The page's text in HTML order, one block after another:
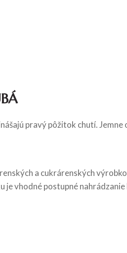
pravý pôžitok chutí.
a cukrárenských
je vhodné postupné